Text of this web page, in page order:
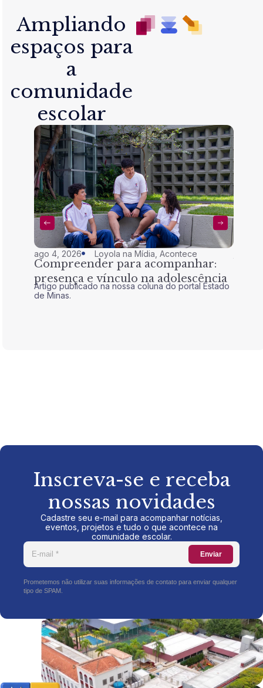
Ampliando
espaços para
a
comunidade
escolar
ago 4, 2026 Loyola na Mídia ,Acontece
Compreender para acompanhar:
presença e vínculo na adolescência
Artigo publicado na nossa coluna do portal Estado
de Minas.
Inscreva-se e receba
nossas novidades
Cadastre seu e-mail para acompanhar notícias,
eventos, projetos e tudo o que acontece na
comunidade escolar.
Enviar
Prometemos não utilizar suas informações de contato para enviar qualquer
tipo de SPAM.